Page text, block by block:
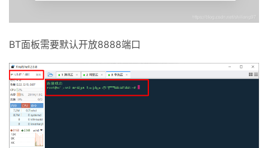
BT面板需要默认开放8888端口